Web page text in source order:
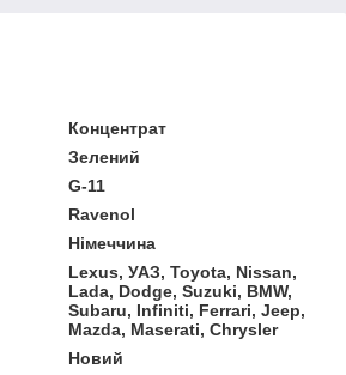
Концентрат
Зелений
G-11
Ravenol
Німеччина
Lexus, УАЗ, Toyota, Nissan,
Lada, Dodge, Suzuki, BMW,
Subaru, Infiniti, Ferrari, Jeep,
Mazda, Maserati, Chrysler
Новий